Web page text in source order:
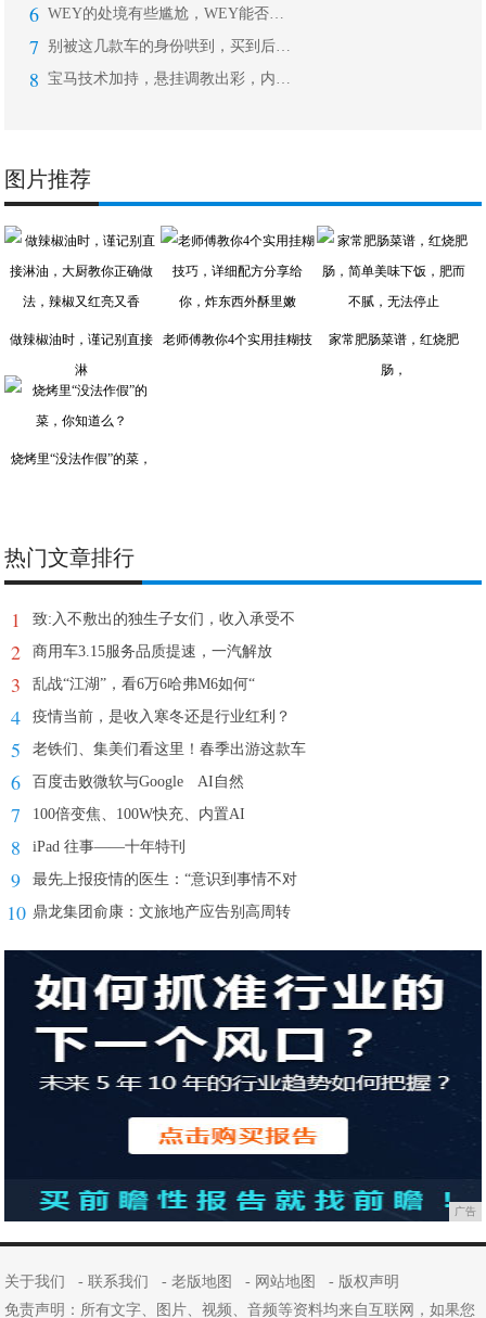
6 WEY的处境有些尴尬，WEY能否凭借
7 别被这几款车的身份哄到，买到后你有可
8 宝马技术加持，悬挂调教出彩，内饰质感
图片推荐
做辣椒油时，谨记别直接
淋
老师傅教你4个实用挂糊技
家常肥肠菜谱，红烧肥
肠，
烧烤里“没法作假”的菜，
热门文章排行
1 致:入不敷出的独生子女们，收入承受不
2 商用车3.15服务品质提速，一汽解放
3 乱战“江湖”，看6万6哈弗M6如何“
4 疫情当前，是收入寒冬还是行业红利？
5 老铁们、集美们看这里！春季出游这款车
6 百度击败微软与Google AI自然
7 100倍变焦、100W快充、内置AI
8 iPad 往事——十年特刊
9 最先上报疫情的医生：“意识到事情不对
10 鼎龙集团俞康：文旅地产应告别高周转
广告
关于我们 -联系我们 -老版地图 - 网站地图 - 版权声明
免责声明：所有文字、图片、视频、音频等资料均来自互联网，如果您